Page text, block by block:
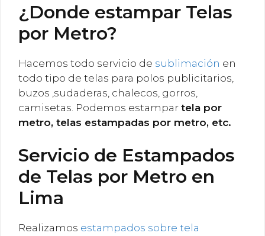
¿Donde estampar Telas
por Metro?
Hacemos todo servicio de sublimación en
todo tipo de telas para polos publicitarios,
buzos ,sudaderas, chalecos, gorros,
camisetas. Podemos estampar tela por
metro, telas estampadas por metro, etc.
Servicio de Estampados
de Telas por Metro en
Lima
Realizamos estampados sobre tela